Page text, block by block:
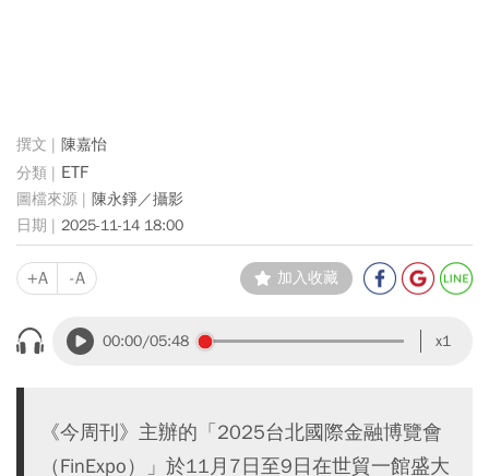
陳嘉怡
ETF
陳永錚／攝影
2025-11-14 18:00
+A -A 加入收藏
00:00/05:48 x1
《今周刊》主辦的「2025台北國際金融博覽會
（FinExpo）」於11月7日至9日在世貿一館盛大